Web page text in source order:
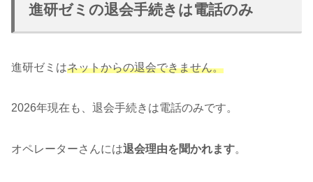
進研ゼミの退会手続きは電話のみ
進研ゼミはネットからの退会できません。
2026年現在も、退会手続きは電話のみです。
オペレーターさんには退会理由を聞かれます。